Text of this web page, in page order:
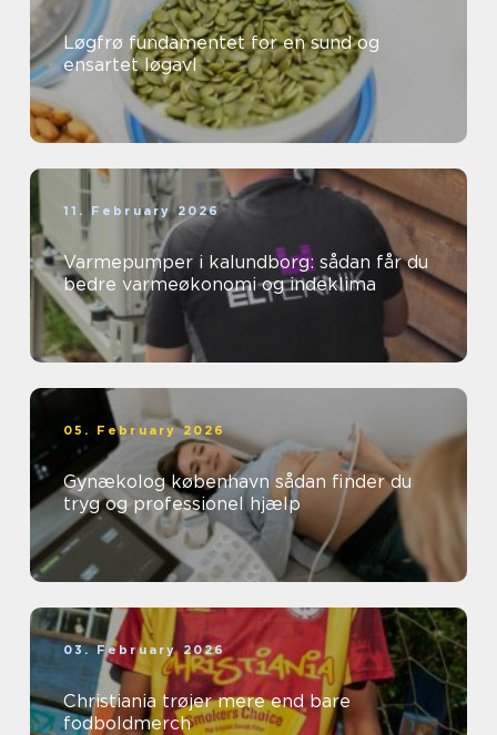
Løgfrø fundamentet for en sund og
ensartet løgavl
11. February 2026
Varmepumper i kalundborg: sådan får du
bedre varmeøkonomi og indeklima
05. February 2026
Gynækolog københavn sådan finder du
tryg og professionel hjælp
03. February 2026
Christiania trøjer mere end bare
fodboldmerch